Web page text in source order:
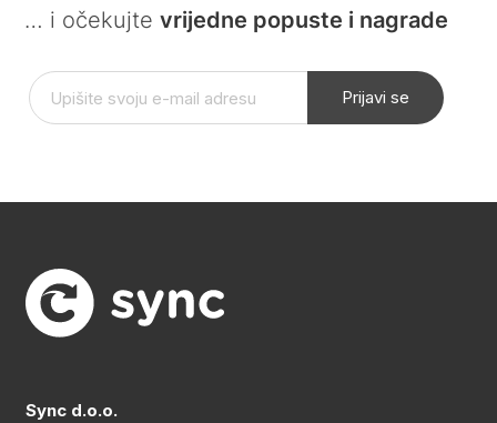
… i očekujte vrijedne popuste i nagrade
Prijavi se
Sync d.o.o.